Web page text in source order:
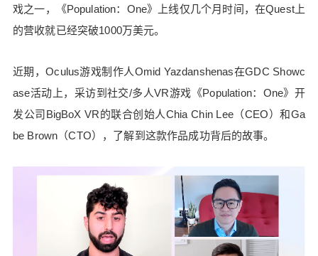
戏之一，《Population：One》上线仅几个月时间，在Quest上
的营收就已经突破1000万美元。
近期，Oculus游戏制作人Omid Yazdanshenas在GDC Showc
ase活动上，采访到社交/多人VR游戏《Population：One》开
发公司BigBoX VR的联合创始人Chia Chin Lee（CEO）和Ga
be Brown（CTO），了解到这款作品成功背后的故事。
争夺最后的冠军，类似于VR版吃鸡游戏。 Yazdans
henas：《Population：One》受到玩家欢迎和好
轻的公司，那么请介绍一下这家公司是如何起步
的？目标是什么？ Lee：BigBox VR的目标是结合
社交、多人模式、在线和VR四种元素结合。我们认
为，如果利用VR的社交临场感，让更多人在沉浸的
空间中一起玩游戏，将会是非常酷的体验。因此，
体验过Rift后发现了VR的潜力，认为4、5年后VR会
成为一项主流技术，因此VR内容将十分关键，于是
决定投身VR游戏的蓝海，成立BigBox VR。 Yazda
nshenas：5年前，可能看不到会有这么多人同时在
VR中在线，而《Population：One》在去年10月上